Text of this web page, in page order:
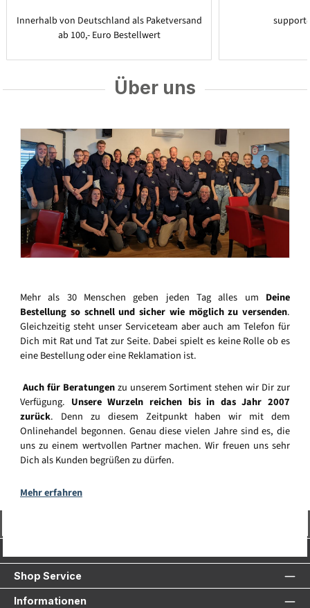
Innerhalb von Deutschland als Paketversand
ab 100,- Euro Bestellwert
Über uns
Mehr als 30 Menschen geben jeden Tag alles um Deine
Bestellung so schnell und sicher wie möglich zu versenden.
Gleichzeitig steht unser Serviceteam aber auch am Telefon für
Dich mit Rat und Tat zur Seite. Dabei spielt es keine Rolle ob es
eine Bestellung oder eine Reklamation ist.
Auch für Beratungenzu unserem Sortiment stehen wir Dir zur
Verfügung. Unsere Wurzeln reichen bis in das Jahr 2007
zurück. Denn zu diesem Zeitpunkt haben wir mit dem
Onlinehandel begonnen. Genau diese vielen Jahre sind es, die
uns zu einem wertvollen Partner machen. Wir freuen uns sehr
Dich als Kunden begrüßen zu dürfen.
Mehr erfahren
Shop Service
Informationen